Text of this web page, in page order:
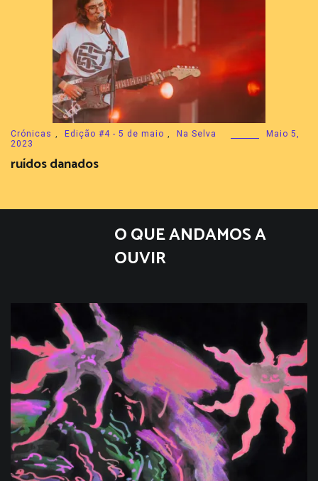
Crónicas Edição #4 - 5 de maio Na Selva
Maio 5,
2023
ruídos danados
O QUE ANDAMOS A
OUVIR